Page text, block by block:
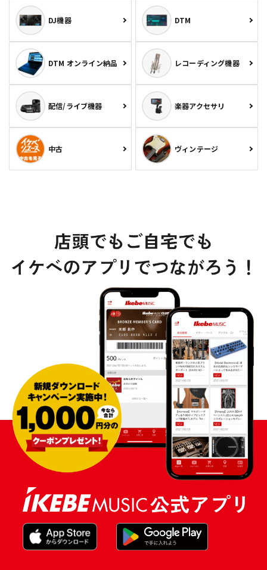
DJ機器 DTM
DTM オンライン納品 レコーディング機器
配信/ライブ機器 楽器アクセサリ
中古 ヴィンテージ